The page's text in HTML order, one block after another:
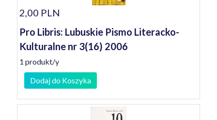
2,00 PLN
Pro Libris: Lubuskie Pismo Literacko-
Kulturalne nr 3(16) 2006
1 produkt/y
Dodaj do Koszyka